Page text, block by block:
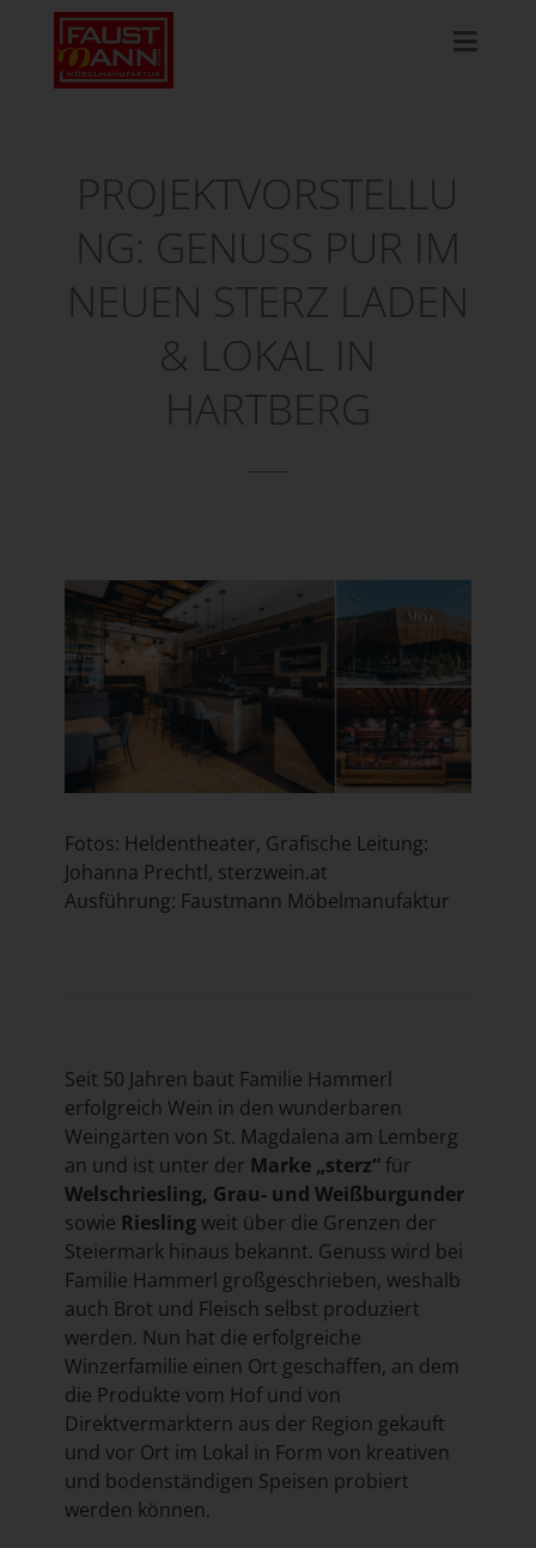
PROJEKTVORSTELLU
NG: GENUSS PUR IM
NEUEN STERZ LADEN
& LOKAL IN
HARTBERG
Fotos: Heldentheater, Grafische Leitung:
Johanna Prechtl, sterzwein.at
Ausführung: Faustmann Möbelmanufaktur
Seit 50 Jahren baut Familie Hammerl
erfolgreich Wein in den wunderbaren
Weingärten von St. Magdalena am Lemberg
an und ist unter der Marke „sterz“für
Welschriesling, Grau- und Weißburgunder
sowie Rieslingweit über die Grenzen der
Steiermark hinaus bekannt. Genuss wird bei
Familie Hammerl großgeschrieben, weshalb
auch Brot und Fleisch selbst produziert
werden. Nun hat die erfolgreiche
Winzerfamilie einen Ort geschaffen, an dem
die Produkte vom Hof und von
Direktvermarktern aus der Region gekauft
und vor Ort im Lokal in Form von kreativen
und bodenständigen Speisen probiert
werden können.